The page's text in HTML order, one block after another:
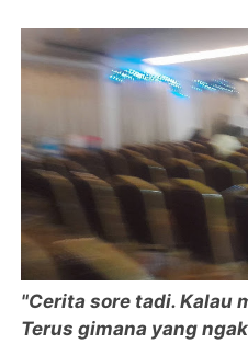
"Cerita sore tadi. Kalau
Terus gimana yang